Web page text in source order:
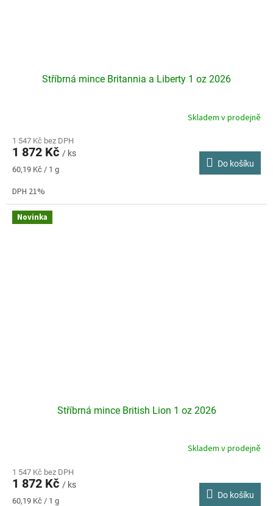
Stříbrná mince Britannia a Liberty 1 oz 2026
produktu
je
4,4
5
Skladem v prodejně
1 547 Kč bez DPH
1 872 Kč / ks
Měrná
60,19 Kč / 1 g
Do košíku
DPH 21%
Novinka
Stříbrná mince British Lion 1 oz 2026
Skladem v prodejně
1 547 Kč bez DPH
1 872 Kč / ks
Měrná
60,19 Kč / 1 g
Do košíku